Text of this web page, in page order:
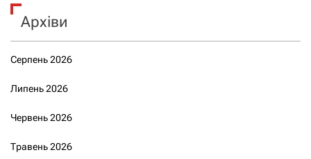
Архіви
Серпень 2026
Липень 2026
Червень 2026
Травень 2026